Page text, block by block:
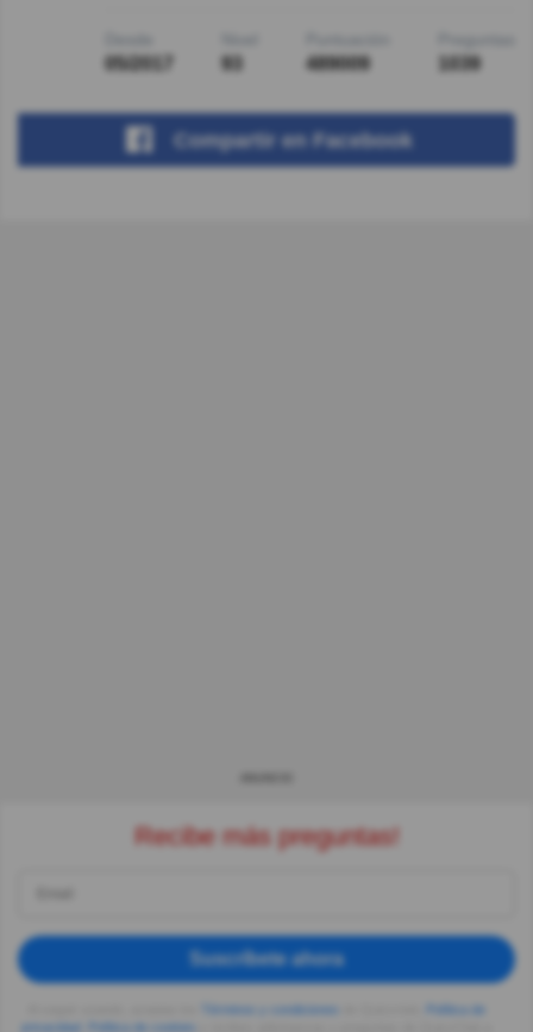
05/2017 93 489009 1039
Compartir en Facebook
Recibe más preguntas!
Suscríbete ahora
privacidad